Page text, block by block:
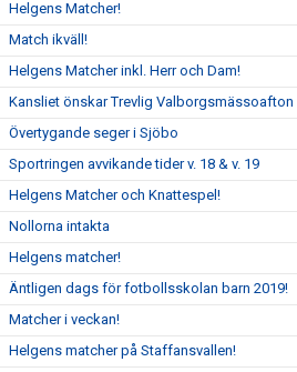
Helgens Matcher!
Match ikväll!
Helgens Matcher inkl. Herr och Dam!
Kansliet önskar Trevlig Valborgsmässoafton
Övertygande seger i Sjöbo
Sportringen avvikande tider v. 18 & v. 19
Helgens Matcher och Knattespel!
Nollorna intakta
Helgens matcher!
Äntligen dags för fotbollsskolan barn 2019!
Matcher i veckan!
Helgens matcher på Staffansvallen!